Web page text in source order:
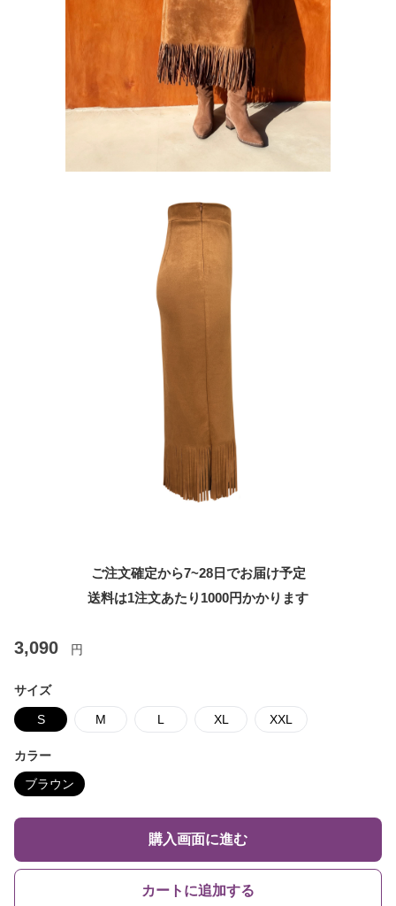
ご注文確定から7~28日でお届け予定
送料は1注文あたり 1000円かかります
3,090 円
サイズ
S M L XL XXL
カラー
ブラウン
購入画面に進む
カートに追加する